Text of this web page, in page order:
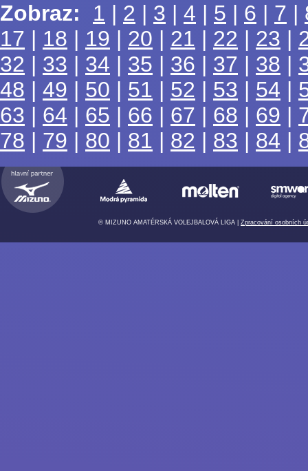
Zobraz:
1 | 2 | 3 | 4 | 5 | 6 | 7 |
17 | 18 | 19 | 20 | 21 | 22 | 23 |
32 | 33 | 34 | 35 | 36 | 37 | 38 |
48 | 49 | 50 | 51 | 52 | 53 | 54 |
63 | 64 | 65 | 66 | 67 | 68 | 69 |
78 | 79 | 80 | 81 | 82 | 83 | 84 |
© MIZUNO AMATÉRSKÁ VOLEJBALOVÁ LIGA | Zpracování osobních